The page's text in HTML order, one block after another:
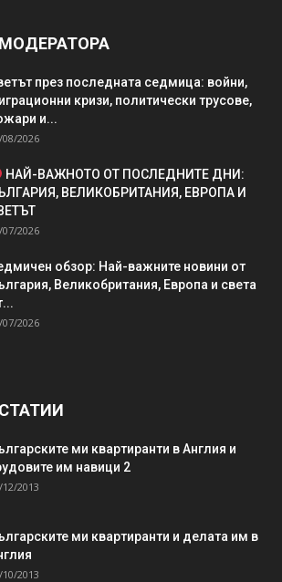
през последната седмица: войни,
кризи, политически трусове,
и...
08/2026
НАЙ-ВАЖНОТО ОТ ПОСЛЕДНИТЕ ДНИ:
ВЕЛИКОБРИТАНИЯ, ЕВРОПА И
07/2026
обзор: Най-важните новини от
Великобритания, Европа и света
07/2026
ми квартиранти в Англия и
им навици 2
12/2013
ми квартиранти и делата им в
2013